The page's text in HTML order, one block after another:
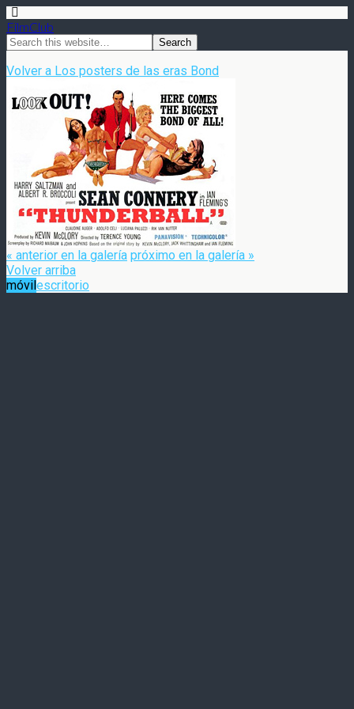
FilmClub
Volver a Los posters de las eras Bond
« anterior en la galería próximo en la galería »
Volver arriba
móvilescritorio